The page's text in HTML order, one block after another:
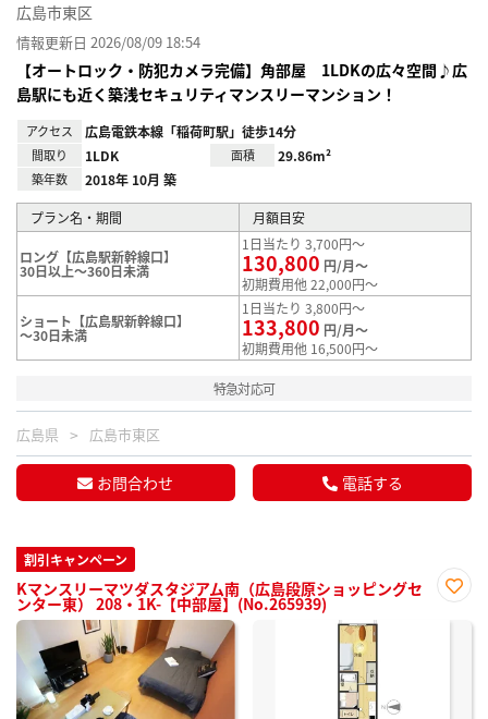
広島市東区
情報更新日 2026/08/09 18:54
【オートロック・防犯カメラ完備】角部屋 1LDKの広々空間♪広
島駅にも近く築浅セキュリティマンスリーマンション！
アクセス 広島電鉄本線「稲荷町駅」徒歩14分
間取り 1LDK 面積 29.86m²
築年数 2018年 10月 築
プラン名・期間 月額目安
ロング【広島駅新幹線口】
30日以上～360日未満
1日当たり 3,700円～
130,800 円/月～
初期費用他 22,000円～
ショート【広島駅新幹線口】
～30日未満
1日当たり 3,800円～
133,800 円/月～
初期費用他 16,500円～
特急対応可
広島県 広島市東区
お問合わせ 電話する
割引キャンペーン
Kマンスリーマツダスタジアム南（広島段原ショッピングセ
ンター東） 208・1K-【中部屋】(No.265939)
に入